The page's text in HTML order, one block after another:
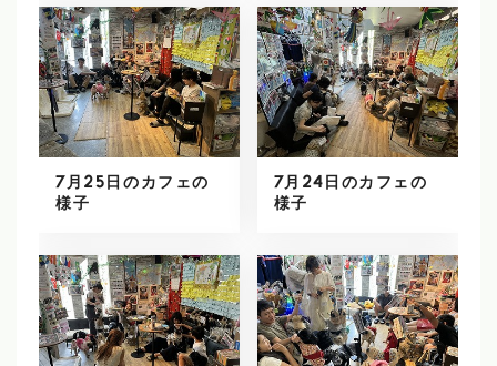
7月25日のカフェの
様子
7月24日のカフェの
様子